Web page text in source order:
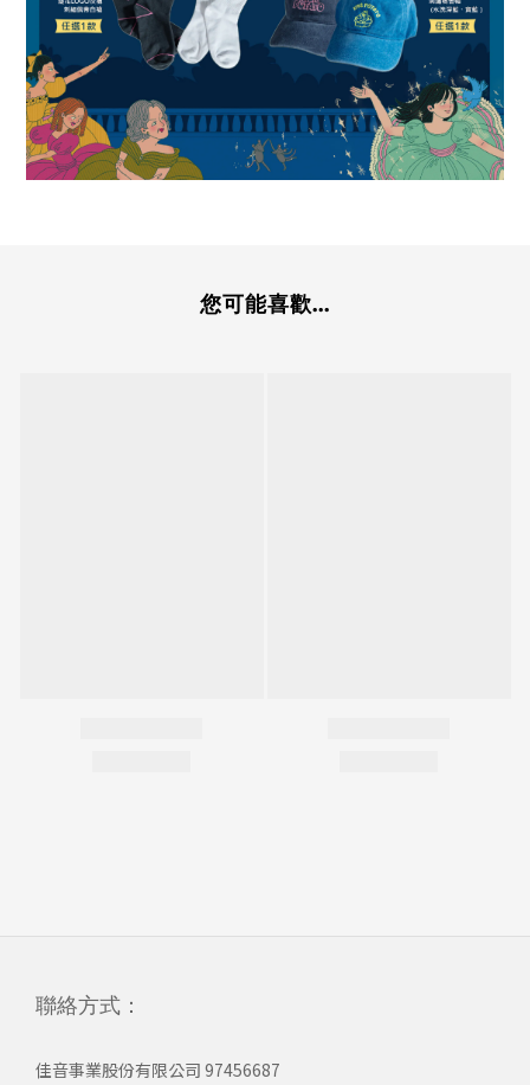
您可能喜歡...
聯絡方式：
佳音事業股份有限公司 97456687